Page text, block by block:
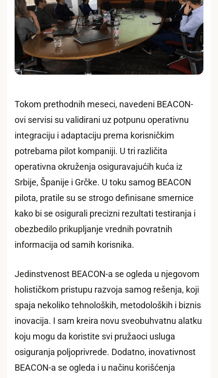
Tokom prethodnih meseci, navedeni BEACON-
ovi servisi su validirani uz potpunu operativnu
integraciju i adaptaciju prema korisničkim
potrebama pilot kompaniji. U tri različita
operativna okruženja osiguravajućih kuća iz
Srbije, Španije i Grčke. U toku samog BEACON
pilota, pratile su se strogo definisane smernice
kako bi se osigurali precizni rezultati testiranja i
obezbedilo prikupljanje vrednih povratnih
informacija od samih korisnika.
Jedinstvenost BEACON-a se ogleda u njegovom
holističkom pristupu razvoja samog rešenja, koji
spaja nekoliko tehnoloških, metodoloških i biznis
inovacija. I sam kreira novu sveobuhvatnu alatku
koju mogu da koristite svi pružaoci usluga
osiguranja poljoprivrede. Dodatno, inovativnost
BEACON-a se ogleda i u načinu korišćenja